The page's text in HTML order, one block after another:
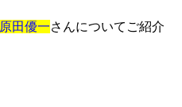
原田優一さんについてご紹介